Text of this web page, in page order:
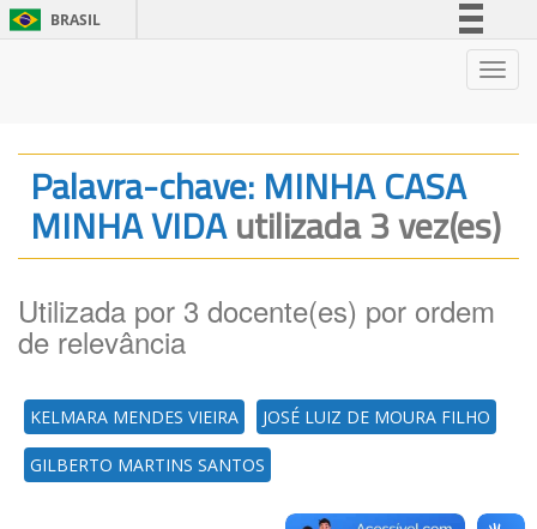
BRASIL
Legislação
Canais
Palavra-chave: MINHA CASA
MINHA VIDAutilizada 3 vez(es)
Utilizada por 3 docente(es) por ordem
de relevância
KELMARA MENDES VIEIRA JOSÉ LUIZ DE MOURA FILHO
GILBERTO MARTINS SANTOS